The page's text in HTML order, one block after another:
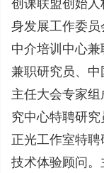
创课联盟创始
身发展工作委
中介培训中心
兼职研究员、
主任大会专家
究中心特聘研
正光工作室特聘
技术体验顾问